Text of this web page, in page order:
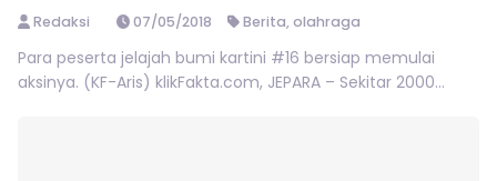
Redaksi 07/05/2018 Berita,olahraga
Para peserta jelajah bumi kartini #16 bersiap memulai
aksinya. (KF-Aris) klikFakta.com, JEPARA – Sekitar 2000...